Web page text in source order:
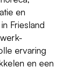
en
Friesland
ervaring
en een